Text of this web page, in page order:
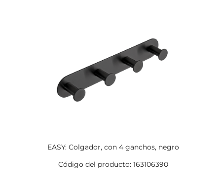
EASY: Colgador, con 4 ganchos, negro
Código del producto: 163106390